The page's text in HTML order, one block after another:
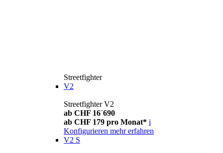
Streetfighter
V2
Streetfighter V2
ab CHF 16´690
ab CHF 179 pro Monat* i
Konfigurieren mehr erfahren
V2 S